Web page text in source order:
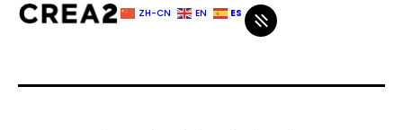
ZH-CN EN ES